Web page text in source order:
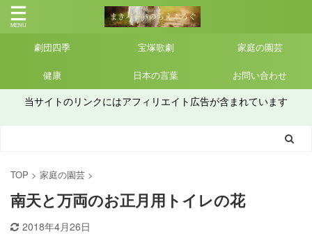
劇団四季 宝塚歌劇 家庭の園芸
健康 日本の言葉 お問い合わせ
当サイトのリンクにはアフィリエイト広告が含まれています
TOP > 家庭の園芸 >
南天と万両のお正月用トイレの花
2018年4月26日